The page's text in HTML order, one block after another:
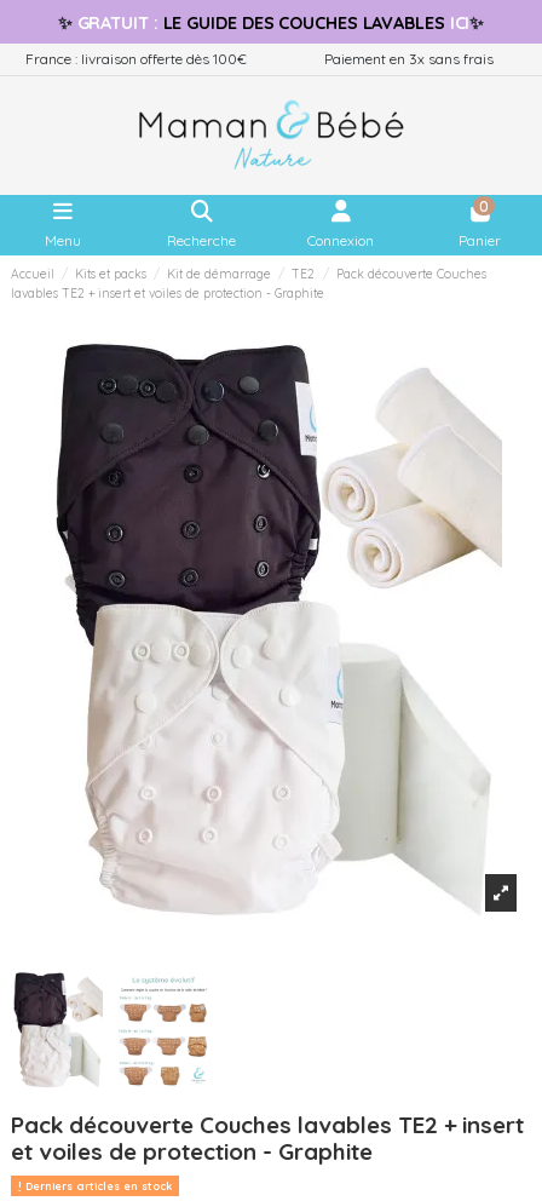
✨ GRATUIT: LE GUIDE DES COUCHES LAVABLES ICI✨
France : livraison offerte dès 100€ Paiement en 3x sans frais
Menu Recherche Connexion
0
Panier
Accueil Kits et packs Kit de démarrage TE2
Pack découverte Couches
lavables TE2 + insert et voiles de protection - Graphite
Pack découverte Couches lavables TE2 + insert
et voiles de protection - Graphite
Derniers articles en stock